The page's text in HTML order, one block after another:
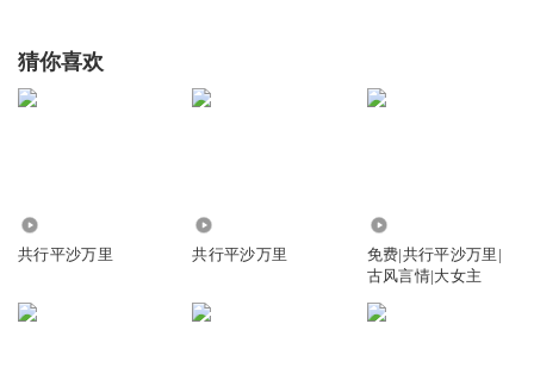
猜你喜欢
共行平沙万里 共行平沙万里
免费|共行平沙万里|
古风言情|大女主